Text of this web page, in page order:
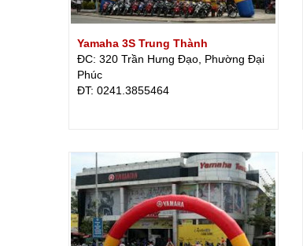
Yamaha 3S Trung Thành
ĐC: 320 Trần Hưng Đạo, Phường Đại
Phúc
ÐT: 0241.3855464